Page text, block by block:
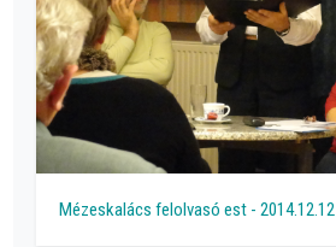
Mézeskalács felolvasó est - 2014.12.12